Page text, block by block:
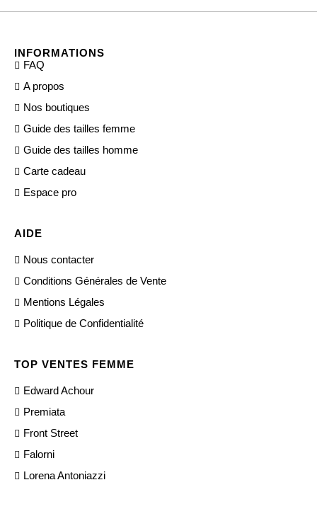
INFORMATIONS
FAQ
A propos
Nos boutiques
Guide des tailles femme
Guide des tailles homme
Carte cadeau
Espace pro
AIDE
Nous contacter
Conditions Générales de Vente
Mentions Légales
Politique de Confidentialité
TOP VENTES FEMME
Edward Achour
Premiata
Front Street
Falorni
Lorena Antoniazzi